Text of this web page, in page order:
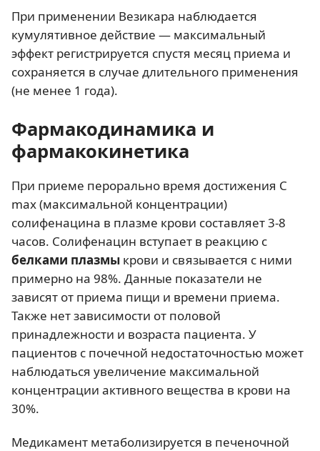
При применении Везикара наблюдается
кумулятивное действие — максимальный
эффект регистрируется спустя месяц приема и
сохраняется в случае длительного применения
(не менее 1 года).
Фармакодинамика и
фармакокинетика
При приеме перорально время достижения С
max (максимальной концентрации)
солифенацина в плазме крови составляет 3-8
часов. Солифенацин вступает в реакцию с
белками плазмы крови и связывается с ними
примерно на 98%. Данные показатели не
зависят от приема пищи и времени приема.
Также нет зависимости от половой
принадлежности и возраста пациента. У
пациентов с почечной недостаточностью может
наблюдаться увеличение максимальной
концентрации активного вещества в крови на
30%.
Медикамент метаболизируется в печеночной